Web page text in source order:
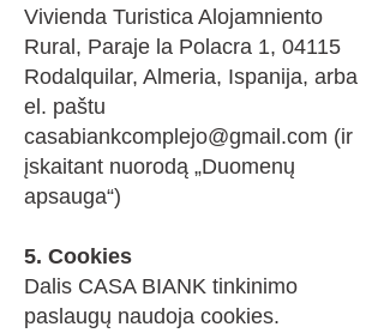
Vivienda Turistica Alojamniento
Rural, Paraje la Polacra 1, 04115
Rodalquilar, Almeria, Ispanija, arba
el. paštu
casabiankcomplejo@gmail.com (ir
įskaitant nuorodą „Duomenų
apsauga“)
5. Cookies
Dalis CASA BIANK tinkinimo
paslaugų naudoja cookies.